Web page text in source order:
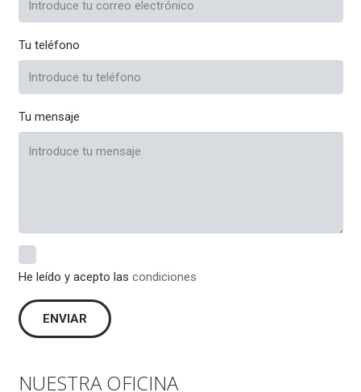
Tu teléfono
Tu mensaje
He leído y acepto las condiciones
NUESTRA OFICINA